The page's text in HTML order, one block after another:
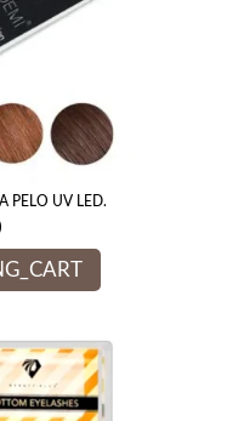
PELO UV LED.